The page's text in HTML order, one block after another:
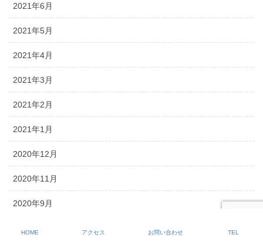
2021年6月
2021年5月
2021年4月
2021年3月
2021年2月
2021年1月
2020年12月
2020年11月
2020年9月
HOME アクセス お問い合わせ TEL